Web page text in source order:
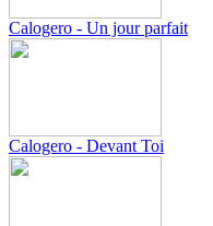
Calogero - Un jour parfait
Calogero - Devant Toi